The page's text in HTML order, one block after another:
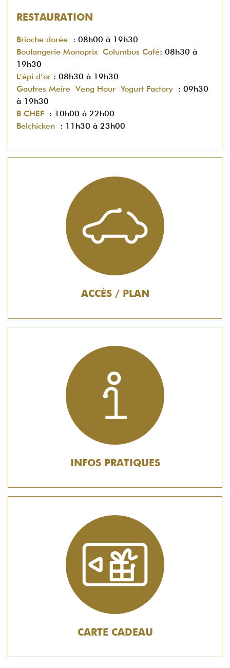
RESTAURATION
Brioche dorée : 08h00 à 19h30
Boulangerie Monoprix Columbus Café: 08h30 à
19h30
L’épi d’or : 08h30 à 19h30
Gaufres Meire Veng Hour Yogurt Factory : 09h30
à 19h30
B CHEF : 10h00 à 22h00
Belchicken : 11h30 à 23h00
ACCÈS / PLAN
INFOS PRATIQUES
CARTE CADEAU